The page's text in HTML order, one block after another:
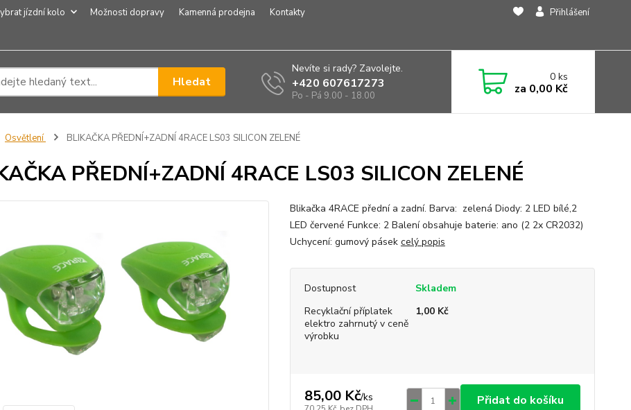
jízdní kolo Možnosti dopravy Kamenná prodejna
Kontakty
Přihlášení
Hledat
Nevíte si rady? Zavolejte.
+420 607617273
Po - Pá 9.00 - 18.00
0ks
za 0,00 Kč
Osvětlení BLIKAČKA PŘEDNÍ+ZADNÍ 4RACE LS03 SILICON ZELENÉ
PŘEDNÍ+ZADNÍ 4RACE LS03 SILICON ZELENÉ
Blikačka 4RACE přední a zadní. Barva: zelená Diody: 2 LED bílé,2
LED červené Funkce: 2 Balení obsahuje baterie: ano (2 2x CR2032)
Uchycení: gumový pásek celý popis
Dostupnost
Skladem
Recyklační příplatek
elektro zahrnutý v ceně
výrobku
1,00 Kč
85,00 Kč/ks Přidat do košíku